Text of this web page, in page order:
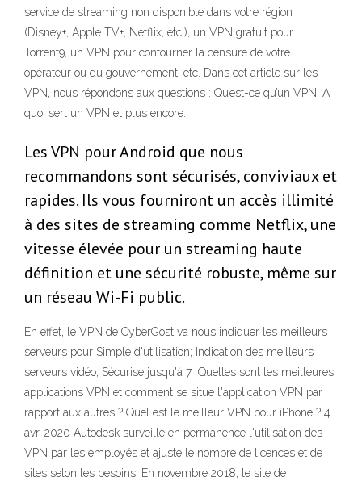
service de streaming non disponible dans votre région
(Disney+, Apple TV+, Netflix, etc.), un VPN gratuit pour
Torrent9, un VPN pour contourner la censure de votre
opérateur ou du gouvernement, etc. Dans cet article sur les
VPN, nous répondons aux questions : Qu’est-ce qu’un VPN, A
quoi sert un VPN et plus encore.
Les VPN pour Android que nous
recommandons sont sécurisés, conviviaux et
rapides. Ils vous fourniront un accès illimité
à des sites de streaming comme Netflix, une
vitesse élevée pour un streaming haute
définition et une sécurité robuste, même sur
un réseau Wi-Fi public.
En effet, le VPN de CyberGost va nous indiquer les meilleurs
serveurs pour Simple d'utilisation; Indication des meilleurs
serveurs vidéo; Sécurise jusqu'à 7 Quelles sont les meilleures
applications VPN et comment se situe l'application VPN par
rapport aux autres ? Quel est le meilleur VPN pour iPhone ? 4
avr. 2020 Autodesk surveille en permanence l'utilisation des
VPN par les employés et ajuste le nombre de licences et de
sites selon les besoins. En novembre 2018, le site de